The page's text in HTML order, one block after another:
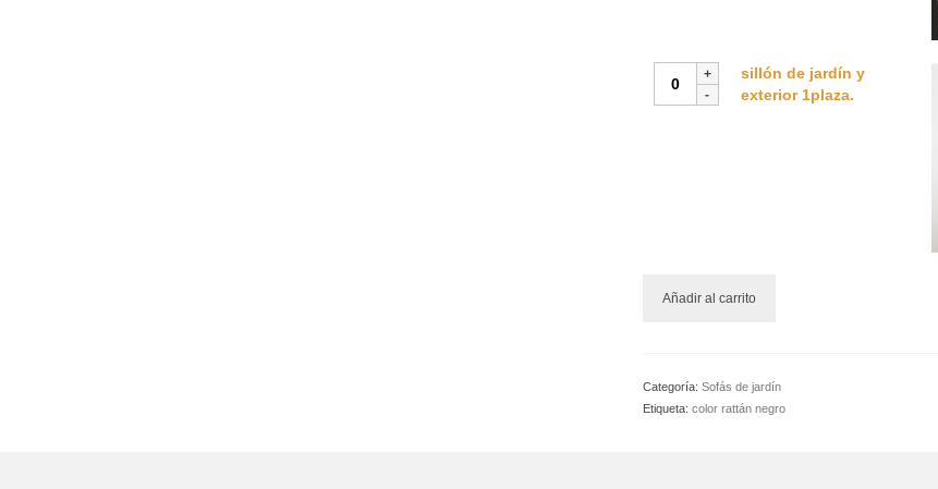
sillón de jardín y
exterior 1plaza.
Añadir al carrito
Categoría: Sofás de jardín
Etiqueta: color rattán negro